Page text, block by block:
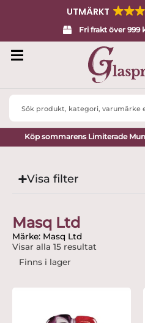
UTMÄRKT
Fri frakt över 999
Search
Köp sommarens Limiterade
Visa filter
Masq Ltd
Märke: Masq Ltd
Visar alla 15 resultat